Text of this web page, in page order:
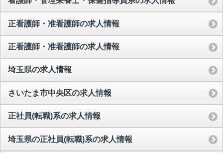
正看護師・准看護師の求人情報
正看護師・准看護師の求人情報
埼玉県の求人情報
さいたま市中央区の求人情報
正社員(転職)系の求人情報
埼玉県の正社員(転職)系の求人情報